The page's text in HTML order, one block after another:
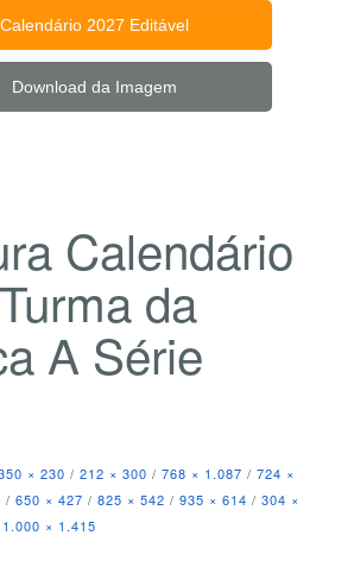
Calendário 2027 Editável
Download da Imagem
Calendário
da
A Série
× 230 / 212 × 300 / 768 × 1.087 / 724 ×
/ 650 × 427 / 825 × 542 / 935 × 614 / 304 ×
1.000 × 1.415